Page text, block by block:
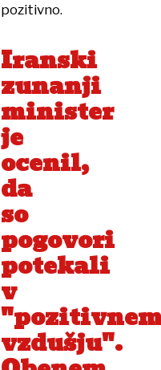
pozitivno.
Iranski
zunanji
minister
je
ocenil,
da
so
pogovori
potekali
v
vzdušju".